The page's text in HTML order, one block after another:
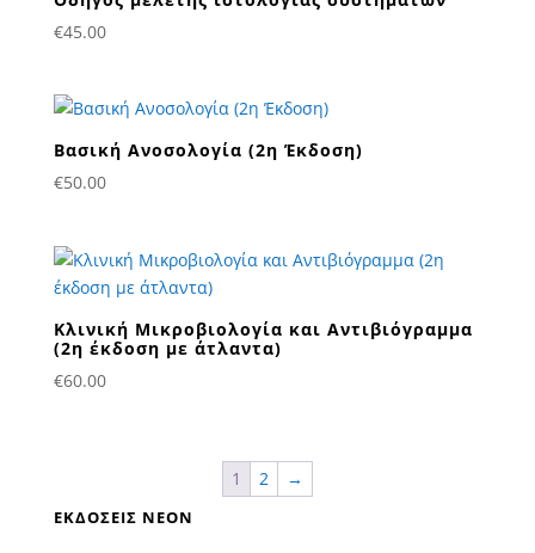
€45.00
Βασική Ανοσολογία (2η Έκδοση)
€50.00
Κλινική Μικροβιολογία και Αντιβιόγραμμα
(2η έκδοση με άτλαντα)
€60.00
1 2 →
ΕΚΔΟΣΕΙΣ NΕΟΝ